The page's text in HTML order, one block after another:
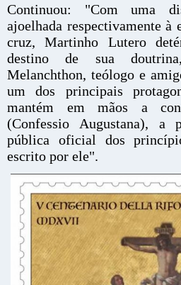
Continuou: "Com uma
ajoelhada respectivamente à
cruz, Martinho Lutero
destino de sua
Melanchthon, teólogo e
um dos principais
mantém em mãos a
(Confessio Augustana), a
pública oficial dos
escrito por ele".